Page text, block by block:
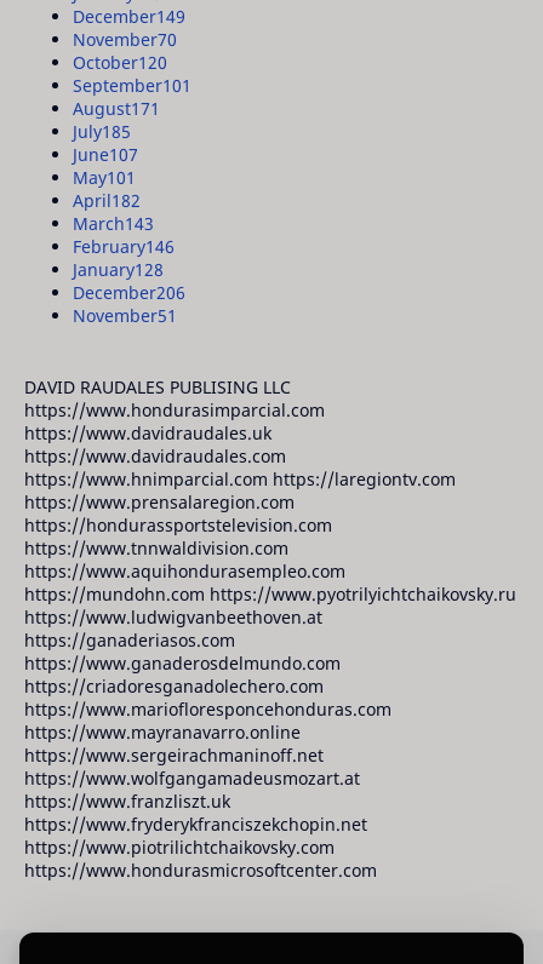
December149
November70
October120
September101
August171
July185
June107
May101
April182
March143
February146
January128
December206
November51
DAVID RAUDALES PUBLISING LLC
https://www.hondurasimparcial.com
https://www.davidraudales.uk
https://www.davidraudales.com
https://www.hnimparcial.com https://laregiontv.com
https://www.prensalaregion.com
https://hondurassportstelevision.com
https://www.tnnwaldivision.com
https://www.aquihondurasempleo.com
https://mundohn.com https://www.pyotrilyichtchaikovsky.ru
https://www.ludwigvanbeethoven.at
https://ganaderiasos.com
https://www.ganaderosdelmundo.com
https://criadoresganadolechero.com
https://www.mariofloresponcehonduras.com
https://www.mayranavarro.online
https://www.sergeirachmaninoff.net
https://www.wolfgangamadeusmozart.at
https://www.franzliszt.uk
https://www.fryderykfranciszekchopin.net
https://www.piotrilichtchaikovsky.com
https://www.hondurasmicrosoftcenter.com